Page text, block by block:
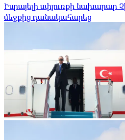
Իսրայելի սփյուռքի նախարար
մեջքից դանակահարեց